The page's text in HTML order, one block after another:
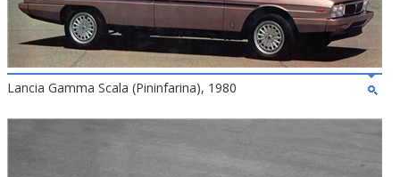
Lancia Gamma Scala (Pininfarina), 1980